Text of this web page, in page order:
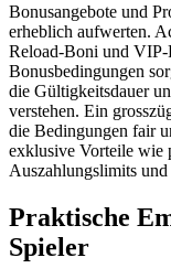
Bonusangebote und
erheblich aufwerten.
Reload-Boni und VIP-
Bonusbedingungen
die Gültigkeitsdauer
verstehen. Ein
die Bedingungen fair
exklusive Vorteile wie
Auszahlungslimits
Praktische
Spieler